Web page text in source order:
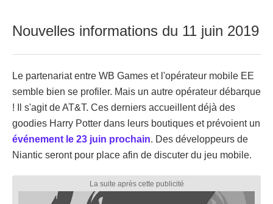
Nouvelles informations du 11 juin 2019
Le partenariat entre WB Games et l'opérateur mobile EE
semble bien se profiler. Mais un autre opérateur débarque
! Il s'agit de AT&T. Ces derniers accueillent déjà des
goodies Harry Potter dans leurs boutiques et prévoient un
événement le 23 juin prochain. Des développeurs de
Niantic seront pour place afin de discuter du jeu mobile.